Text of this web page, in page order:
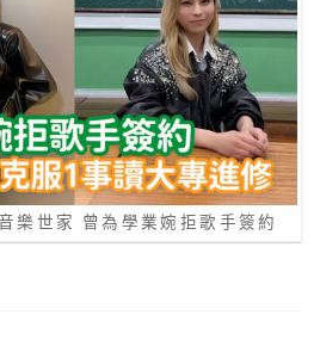
樂世家 曾為學業婉拒歌手簽約